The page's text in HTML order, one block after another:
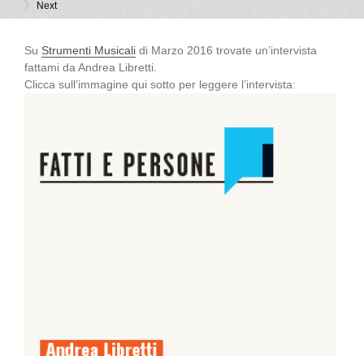
Next
Su Strumenti Musicali di Marzo 2016 trovate un’intervista
fattami da Andrea Libretti.
Clicca sull’immagine qui sotto per leggere l’intervista: